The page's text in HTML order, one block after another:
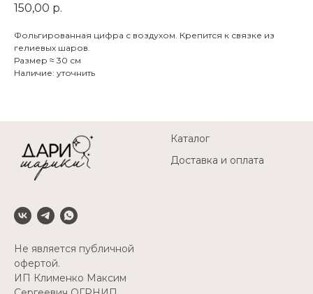
150,00 р.
Фольгированная цифра с воздухом. Крепится к связке из
гелиевых шаров.
Размер ≈ 30 см
Наличие: уточнить
Не является публичной
офертой.
ИП Клименко Максим
Каталог
Доставка и оплата